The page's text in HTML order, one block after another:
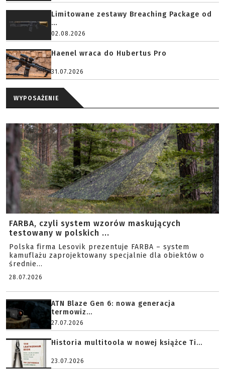
Limitowane zestawy Breaching Package od
...
02.08.2026
Haenel wraca do Hubertus Pro
31.07.2026
WYPOSAŻENIE
FARBA, czyli system wzorów maskujących
testowany w polskich ...
Polska firma Lesovik prezentuje FARBA – system
kamuflażu zaprojektowany specjalnie dla obiektów o
średnie...
28.07.2026
ATN Blaze Gen 6: nowa generacja
termowiz...
27.07.2026
Historia multitoola w nowej książce Ti...
23.07.2026